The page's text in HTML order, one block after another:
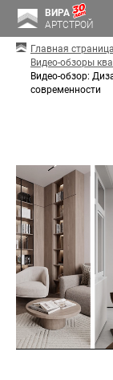
ВИРА
АРТСТРОЙ
Главная страница
Видео-обзоры
Видео-обзор:
современности